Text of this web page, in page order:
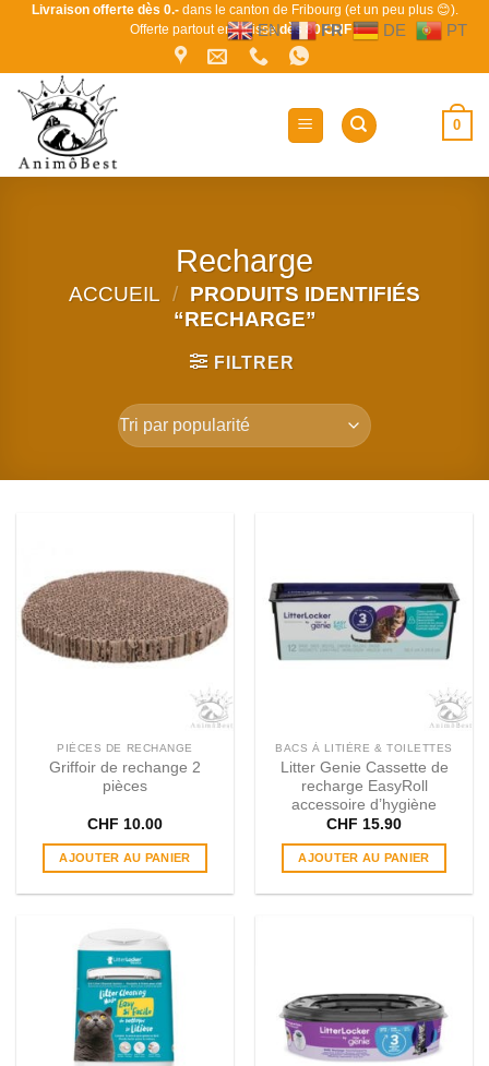
PasserLivraison offerte dès 0.-dans le canton de Fribourg (et un peu plus 😊).
Offerte partout en Suissedès 80 CHF !
0
Recharge
ACCUEIL / PRODUITS IDENTIFIÉS
“RECHARGE”
FILTRER
PIÈCES DE RECHANGE
Griffoir de rechange 2
pièces
CHF 10.00
AJOUTER AU PANIER
BACS À LITIÈRE & TOILETTES
Litter Genie Cassette de
recharge EasyRoll
accessoire d’hygiène
CHF 15.90
AJOUTER AU PANIER
EN FR DE PT